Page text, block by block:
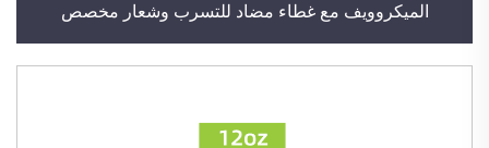
الميكروويف مع غطاء مضاد للتسرب وشعار مخصص